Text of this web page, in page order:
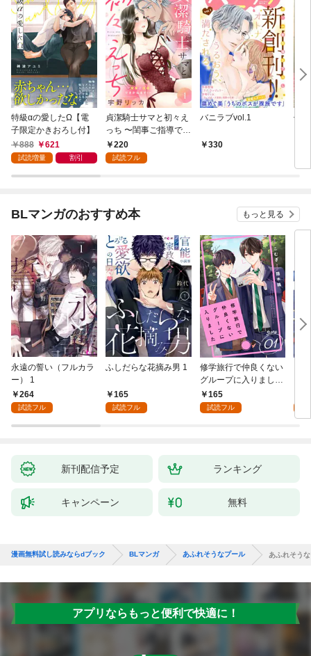
特級αの愛したΩ【電
子限定かきおろし付】
888
621
試読増量 割引
貞潔騎士サマと初々え
っち 〜閨事ご指導でき
かねます！〜（1）
220
試読フル
バニラブvol.1
330
偽
BLマンガのおすすめ本 もっと見る
永遠の誓い（フルカラ
ー） 1
264
試読フル
ふしだらな花摘み男 1
165
試読フル
修学旅行で仲良くない
グループに入りました
【単話版】1巻
165
試読フル
が
ら
新刊配信予定 ランキング
キャンペーン 無料
漫画無料試し読みならdブック BLマンガ あふれそうなプール あふれそう
アプリならもっと便利で快適に！